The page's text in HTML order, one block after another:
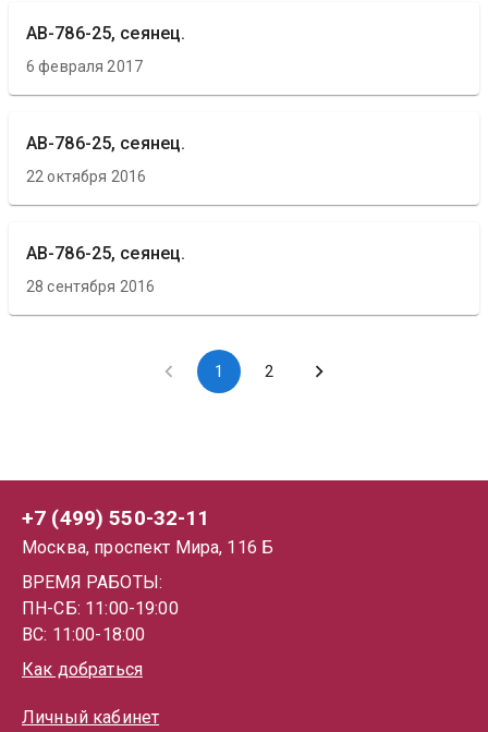
АВ-786-25, сеянец.
6 февраля 2017
АВ-786-25, сеянец.
22 октября 2016
АВ-786-25, сеянец.
28 сентября 2016
1 2
+7 (499) 550-32-11
Москва, проспект Мира, 116 Б
ВРЕМЯ РАБОТЫ:
ПН-СБ: 11:00-19:00
ВС: 11:00-18:00
Как добраться
Личный кабинет